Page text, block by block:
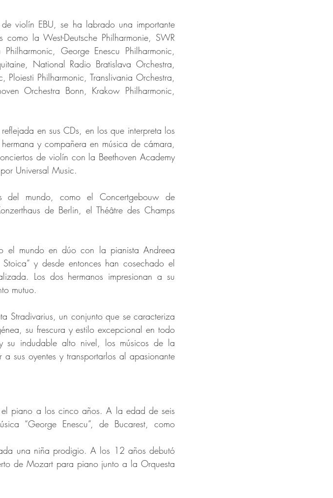
violín EBU, se ha labrado una importante
la West-Deutsche Philharmonie, SWR
George Enescu Philharmonic,
National Radio Bratislava Orchestra,
Ploiesti Philharmonic, Translivania Orchestra,
Orchestra Bonn, Krakow Philharmonic,
en sus CDs, en los que interpreta los
y compañera en música de cámara,
de violín con la Beethoven Academy
Universal Music.
del mundo, como el Concertgebouw de
de Berlin, el Théâtre des Champs
el mundo en dúo con la pianista Andreea
y desde entonces han cosechado el
Los dos hermanos impresionan a su
mutuo.
Stradivarius, un conjunto que se caracteriza
su frescura y estilo excepcional en todo
su indudable alto nivel, los músicos de la
sus oyentes y transportarlos al apasionante
piano a los cinco años. A la edad de seis
“George Enescu”, de Bucarest, como
una niña prodigio. A los 12 años debutó
de Mozart para piano junto a la Orquesta